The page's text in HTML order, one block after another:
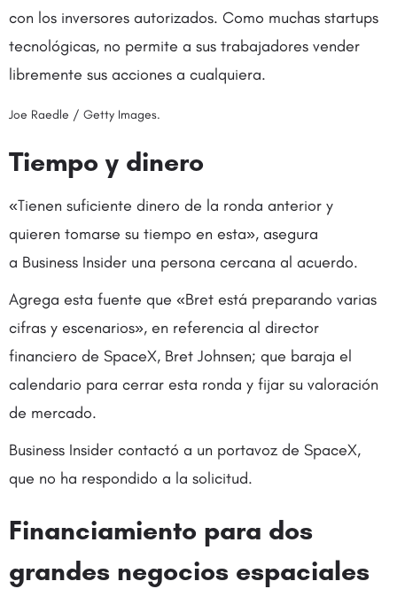
con los inversores autorizados. Como muchas startups
tecnológicas, no permite a sus trabajadores vender
libremente sus acciones a cualquiera.
Joe Raedle / Getty Images.
Tiempo y dinero
«Tienen suficiente dinero de la ronda anterior y
quieren tomarse su tiempo en esta», asegura
a Business Insider una persona cercana al acuerdo.
Agrega esta fuente que «Bret está preparando varias
cifras y escenarios», en referencia al director
financiero de SpaceX, Bret Johnsen; que baraja el
calendario para cerrar esta ronda y fijar su valoración
de mercado.
Business Insider contactó a un portavoz de SpaceX,
que no ha respondido a la solicitud.
Financiamiento para dos
grandes negocios espaciales